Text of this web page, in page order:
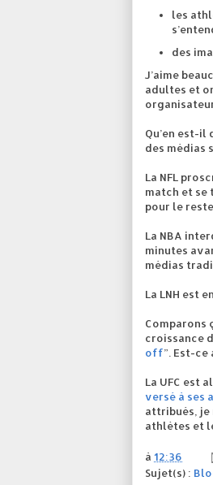
les
des
J’aime
adultes et
Qu’en est-il
des médias
La NFL
match et se
pour le
La NBA
minutes
médias
La LNH est
Comparons
croissance
off”. Est-ce
La UFC est
versé à ses
attribués, je
athlètes et
à 12:36
Sujet(s) :